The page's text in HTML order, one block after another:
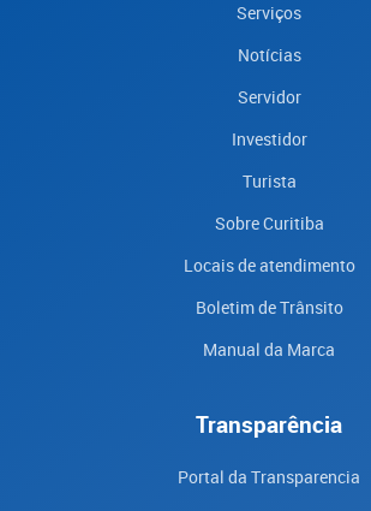
Serviços
Notícias
Servidor
Investidor
Turista
Sobre Curitiba
Locais de atendimento
Boletim de Trânsito
Manual da Marca
Transparência
Portal da Transparencia